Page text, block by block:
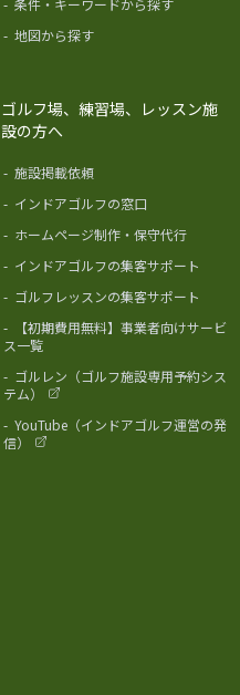
- 条件・キーワードから探す
- 地図から探す
ゴルフ場、練習場、レッスン施
設の方へ
- 施設掲載依頼
- インドアゴルフの窓口
- ホームページ制作・保守代行
- インドアゴルフの集客サポート
- ゴルフレッスンの集客サポート
-
【初期費用無料】事業者向けサービ
ス一覧
- ゴルレン（ゴルフ施設専用予約シス
テム）
- YouTube（インドアゴルフ運営の発
信）